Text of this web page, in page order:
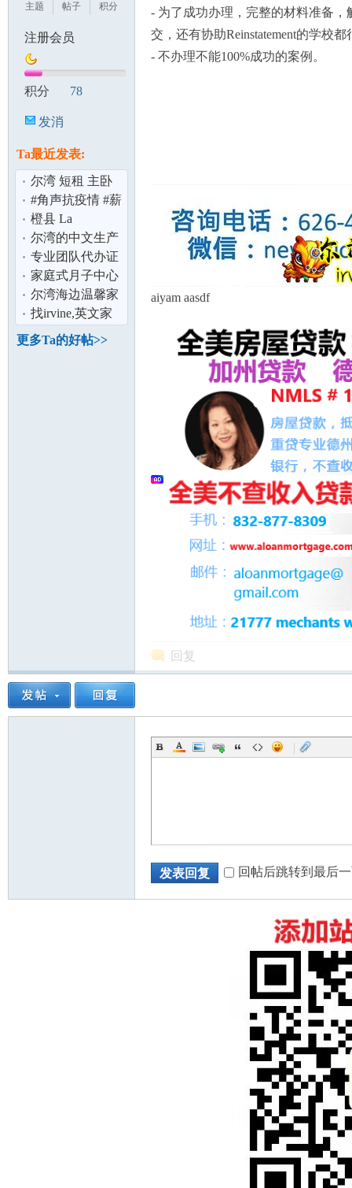
主题
帖子
积分
注册会员
积分 78
发消
Ta最近发表:
尔湾 短租 主卧
套房全配 环境优
美 交通便利
#角声抗疫情 #薪
资保护计划
橙县 La
Habra/Buena
Park/Fullerton 1房
1
尔湾的中文生产
课程终于来啦！
在尔湾待产的
专业团队代办证
件
家庭式月子中心
尔湾海边温馨家
庭客栈,喜欢旅游
的朋友们看
找irvine,英文家
教,8年级刚到美
更多Ta的好帖>>
- 为了成功办理，完整的材料准备，
交，还有协助Reinstatement的学校都
- 不办理不能100%成功的案例。
aiyam aasdf
回复
|
发表回复 回帖后跳转到最后